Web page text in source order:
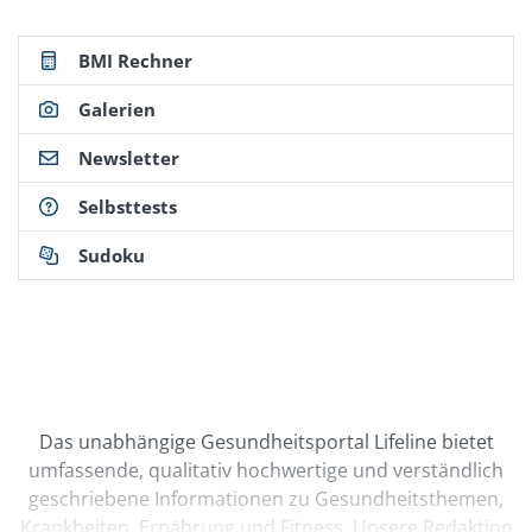
BMI Rechner
Galerien
Newsletter
Selbsttests
Sudoku
Das unabhängige Gesundheitsportal Lifeline bietet
umfassende, qualitativ hochwertige und verständlich
geschriebene Informationen zu Gesundheitsthemen,